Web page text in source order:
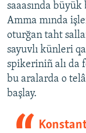
saaasında
Amma mında
oturğan taht
sayuvlı künleri
spikeriniñ alı da
bu aralarda o
başlay.